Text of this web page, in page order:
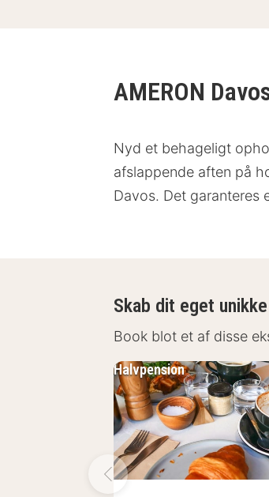
AMERON
Nyd et behageligt
afslappende aften på
Davos. Det garanteres
Skab dit eget
Book blot et af disse
Halvpension